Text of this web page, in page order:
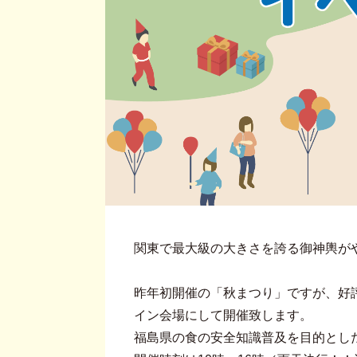
関東で最大級の大きさを誇る御神輿が
昨年初開催の「秋まつり」ですが、
イン会場にして開催致します。
福島県の食の安全知識普及を目的と